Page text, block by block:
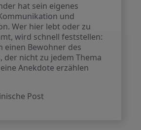
hat sein eigenes
und
Wer hier lebt oder zu
wird schnell feststellen:
einen Bewohner des
der nicht zu jedem Thema
Anekdote erzählen
Post